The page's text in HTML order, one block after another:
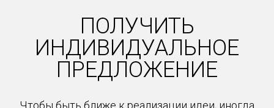
ПОЛУЧИТЬ
ИНДИВИДУАЛЬНОЕ
ПРЕДЛОЖЕНИЕ
Чтобы быть ближе к реализации идеи, иногда